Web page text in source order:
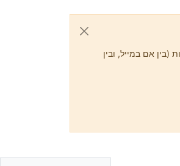
אם במייל, ובין